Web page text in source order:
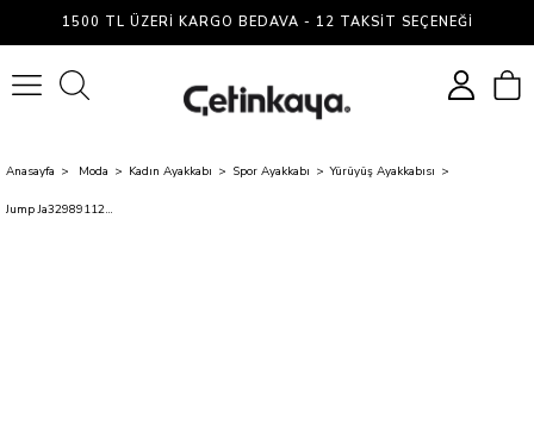
1500 TL ÜZERI KARGO BEDAVA - 12 TAKSIT SEÇENEĞI
Anasayfa Moda Kadın Ayakkabı Spor Ayakkabı Yürüyüş Ayakkabısı
Jump Ja329891121Bt 29891 B Black Zenne Spor Ayakkabı